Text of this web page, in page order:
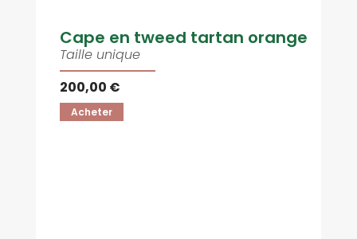
Cape en tweed tartan orange
Taille unique
200,00 €
Acheter